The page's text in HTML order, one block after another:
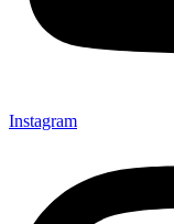
Instagram